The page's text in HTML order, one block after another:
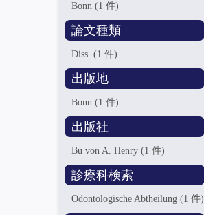
Bonn(1 件)
論文種類
Diss.(1 件)
出版地
Bonn(1 件)
出版社
Bu von A. Henry(1 件)
診療科検索
Odontologische Abtheilung(1 件)